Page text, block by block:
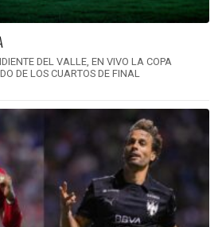
DEL VALLE, EN VIVO LA COPA
DE LOS CUARTOS DE FINAL